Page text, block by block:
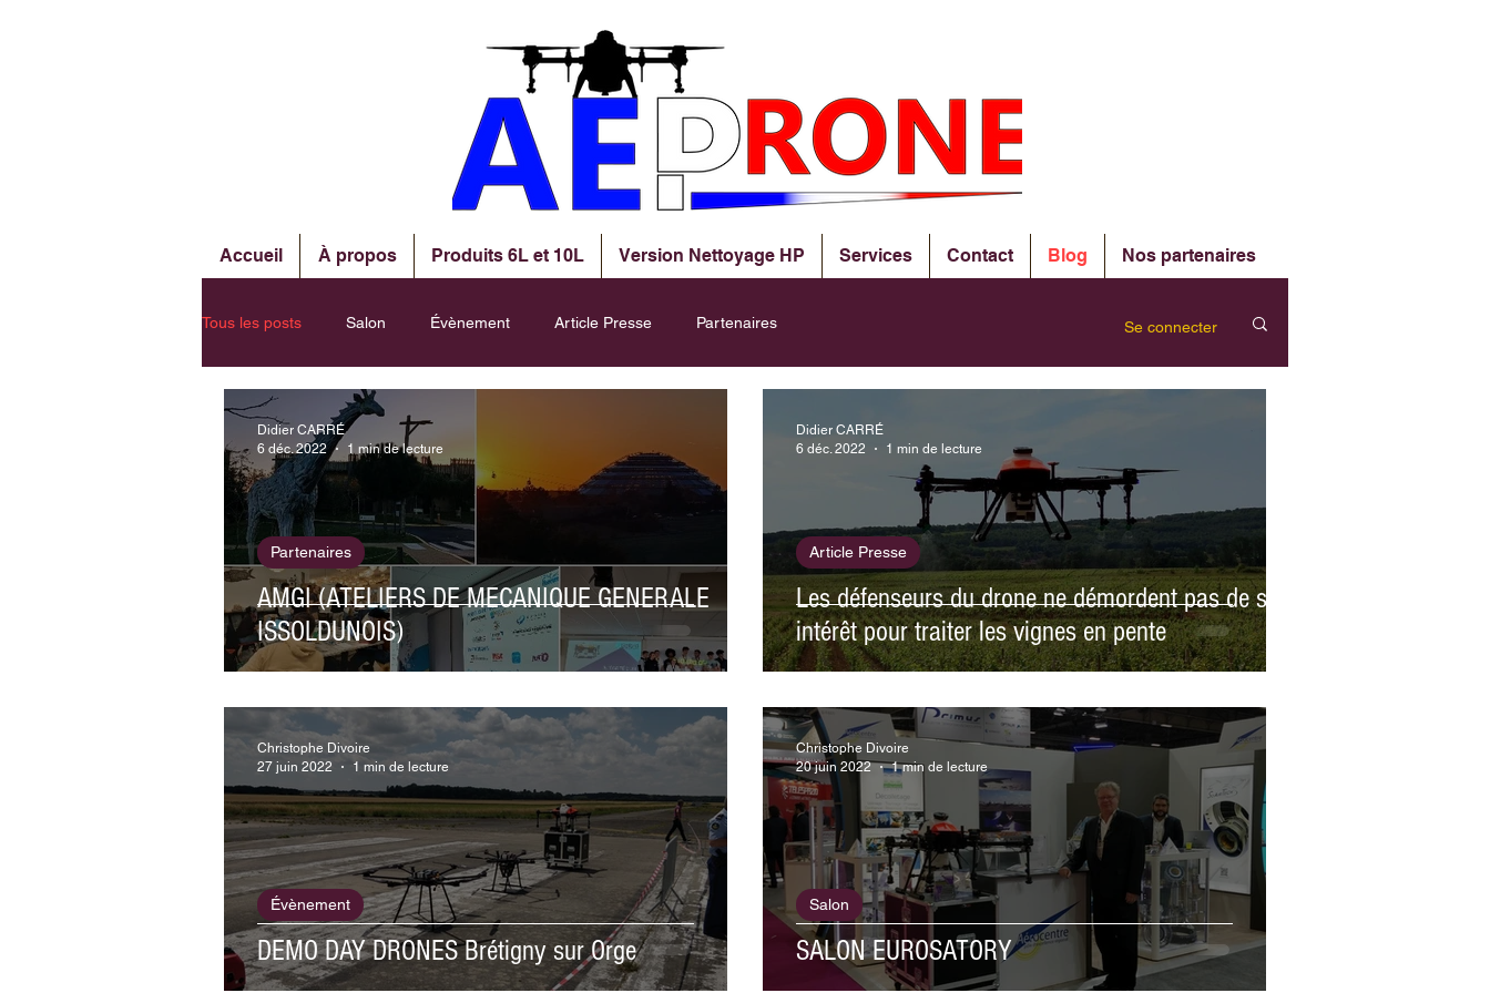
Accueil À propos Produits 6L et 10L Version Nettoyage HP Services Contact Blog Nos partenaires
Tous les posts Salon Évènement Article Presse Partenaires
AMGI (ATELIERS DE MECANIQUE GENERALE
ISSOLDUNOIS)
Partenaires
Didier CARRÉ
6 déc. 2022
1 min de lecture
Les défenseurs du drone ne démordent pas de son
intérêt pour traiter les vignes en pente
Article Presse
Didier CARRÉ
6 déc. 2022
1 min de lecture
DEMO DAY DRONES Brétigny sur Orge
Évènement
Christophe Divoire
27 juin 2022
1 min de lecture
SALON EUROSATORY
Salon
Christophe Divoire
20 juin 2022
1 min de lecture
Se connecter